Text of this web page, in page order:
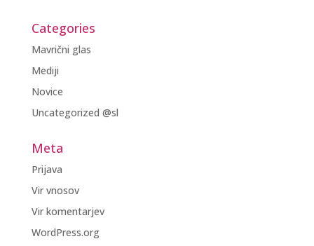
Categories
Mavrični glas
Mediji
Novice
Uncategorized @sl
Meta
Prijava
Vir vnosov
Vir komentarjev
WordPress.org